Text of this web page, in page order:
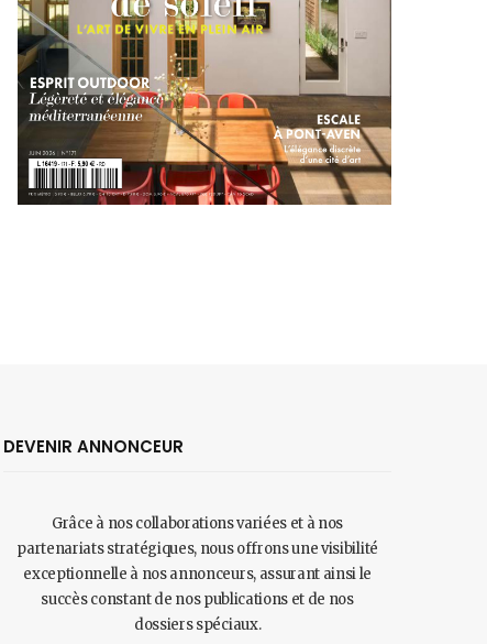
DEVENIR ANNONCEUR
Grâce à nos collaborations variées et à nos
partenariats stratégiques, nous offrons une visibilité
exceptionnelle à nos annonceurs, assurant ainsi le
succès constant de nos publications et de nos
dossiers spéciaux.